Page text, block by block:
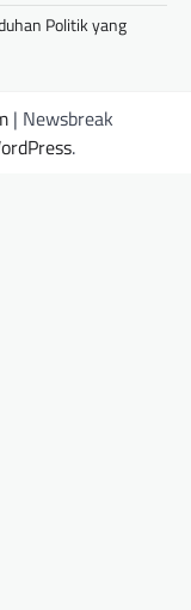
Politik yang
| Newsbreak
.